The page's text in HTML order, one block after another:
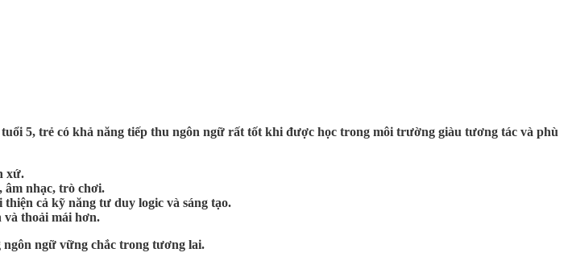
5, trẻ có khả năng tiếp thu ngôn ngữ rất tốt khi được học trong môi trường giàu tương tác và phù
xứ.
âm nhạc, trò chơi.
cả kỹ năng tư duy logic và sáng tạo.
và thoải mái hơn.
ngữ vững chắc trong tương lai.